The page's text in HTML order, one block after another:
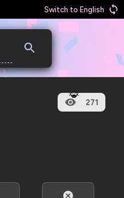
Switch to English
271
🐞